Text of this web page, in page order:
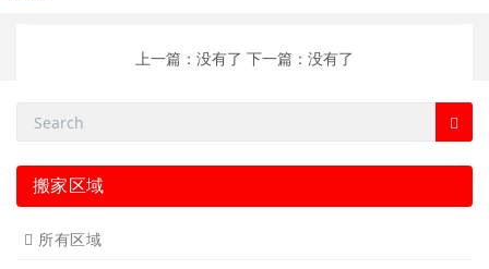
上一篇：没有了 下一篇：没有了
搬家区域
所有区域